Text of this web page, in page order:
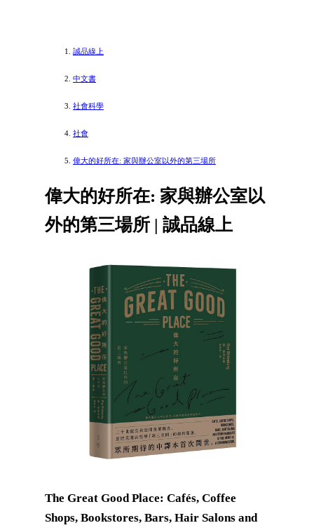
誠品線上
中文書
社會科學
社會
偉大的好所在: 家與辦公室以外的第三場所
偉大的好所在: 家與辦公室以
外的第三場所 | 誠品線上
The Great Good Place: Cafés, Coffee
Shops, Bookstores, Bars, Hair Salons and